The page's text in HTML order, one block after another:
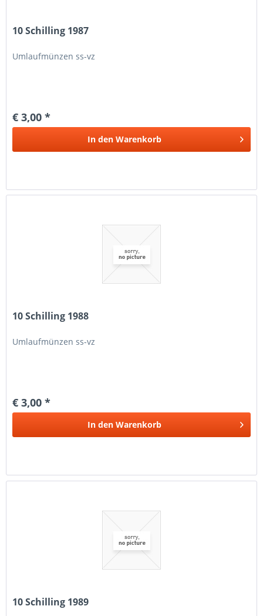
10 Schilling 1987
Umlaufmünzen ss-vz
€ 3,00 *
In den Warenkorb
10 Schilling 1988
Umlaufmünzen ss-vz
€ 3,00 *
In den Warenkorb
10 Schilling 1989